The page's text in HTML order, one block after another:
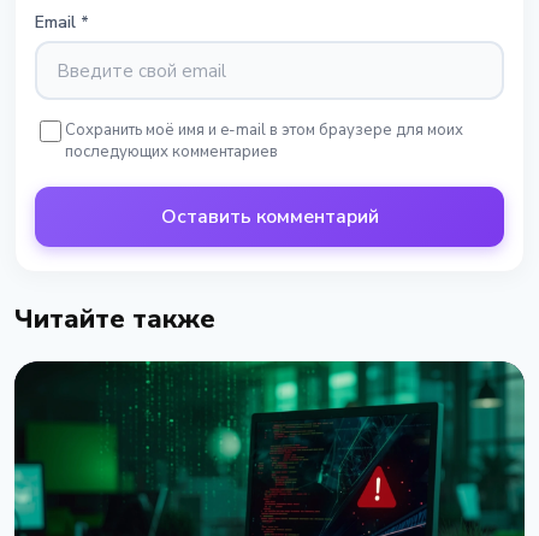
Email *
Сохранить моё имя и e-mail в этом браузере для моих
последующих комментариев
Оставить комментарий
Читайте также